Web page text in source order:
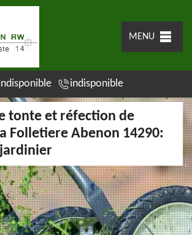
MENU
indisponible
tonte et réfection de
Folletiere Abenon 14290: